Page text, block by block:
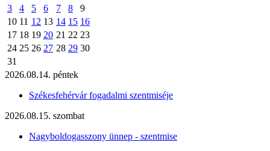
3
4 5 6 7 8
9
10 11 12 13 14 15 16
17 18 19 20 21 22 23
24 25 26 27 28 29 30
31
2026.08.14. péntek
Székesfehérvár fogadalmi szentmiséje
2026.08.15. szombat
Nagyboldogasszony ünnep - szentmise